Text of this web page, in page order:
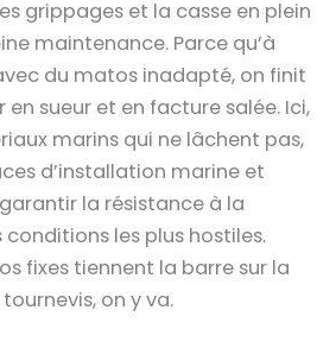
grippages et la casse en plein
maintenance. Parce qu’à
du matos inadapté, on finit
sueur et en facture salée. Ici,
marins qui ne lâchent pas,
d’installation marine et
la résistance à la
les plus hostiles.
fixes tiennent la barre sur la
on y va.